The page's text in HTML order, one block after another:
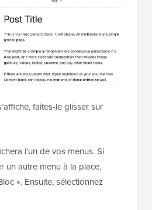
faites-le glisser sur
l’un de vos menus. Si
un autre menu à la place,
». Ensuite, sélectionnez